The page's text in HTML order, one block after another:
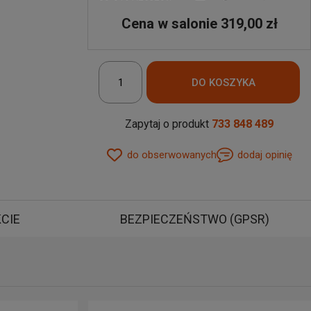
Cena w salonie 319,00 zł
Zapytaj o produkt 733 848 489
do obserwowanych dodaj opinię
BEZPIECZEŃSTWO (GPSR)